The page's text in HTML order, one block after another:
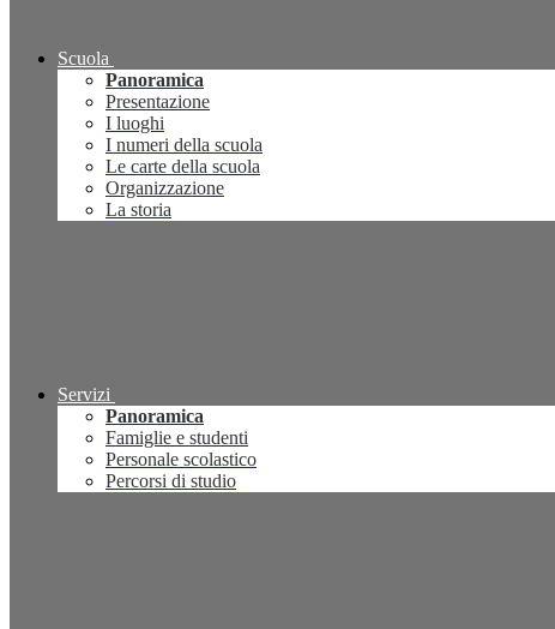
Scuola
Panoramica
Presentazione
I luoghi
I numeri della scuola
Le carte della scuola
Organizzazione
La storia
Servizi
Panoramica
Famiglie e studenti
Personale scolastico
Percorsi di studio